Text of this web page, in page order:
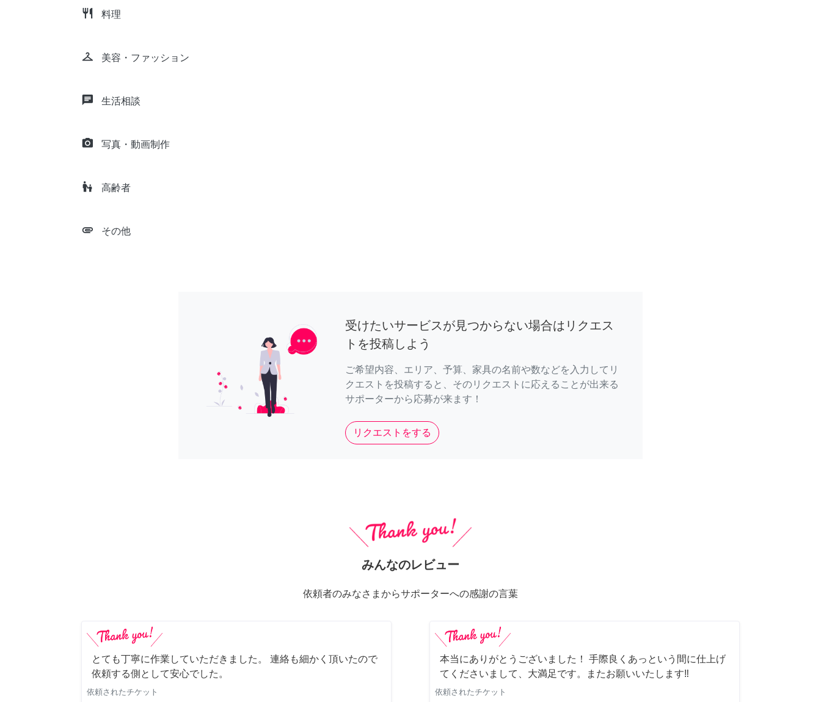
restaurant 料理
checkroom 美容・ファッション
chat 生活相談
camera_alt 写真・動画制作
escalator_warning 高齢者
attachment その他
受けたいサービスが見つからない場合はリクエス
トを投稿しよう
ご希望内容、エリア、予算、家具の名前や数などを入力してリ
クエストを投稿すると、そのリクエストに応えることが出来る
サポーターから応募が来ます！
リクエストをする
みんなのレビュー
依頼者のみなさまからサポーターへの感謝の言葉
とても丁寧に作業していただきました。 連絡も細かく頂いたので
依頼する側として安心でした。
依頼されたチケット
本当にありがとうございました！ 手際良くあっという間に仕上げ
てくださいまして、大満足です。またお願いいたします‼️
依頼されたチケット